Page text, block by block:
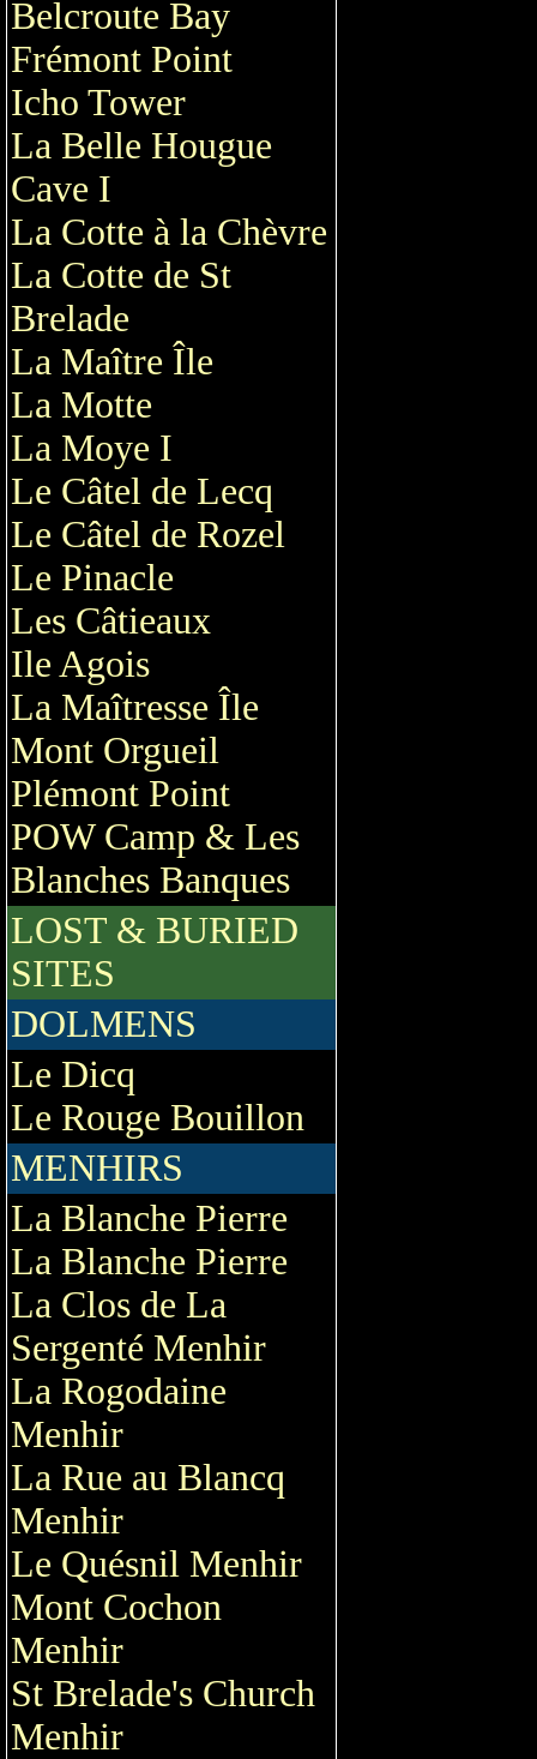
Belcroute Bay
Frémont Point
Icho Tower
La Belle Hougue
Cave I
La Cotte à la Chèvre
La Cotte de St
Brelade
La Maître Île
La Motte
La Moye I
Le Câtel de Lecq
Le Câtel de Rozel
Le Pinacle
Les Câtieaux
Ile Agois
La Maîtresse Île
Mont Orgueil
Plémont Point
POW Camp & Les
Blanches Banques
LOST & BURIED
SITES
DOLMENS
Le Dicq
Le Rouge Bouillon
MENHIRS
La Blanche Pierre
La Blanche Pierre
La Clos de La
Sergenté Menhir
La Rogodaine
Menhir
La Rue au Blancq
Menhir
Le Quésnil Menhir
Mont Cochon
Menhir
St Brelade's Church
Menhir